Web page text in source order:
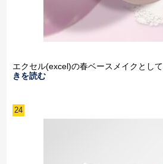
エクセル(excel)の春ベースメイクとし
きを読む
24